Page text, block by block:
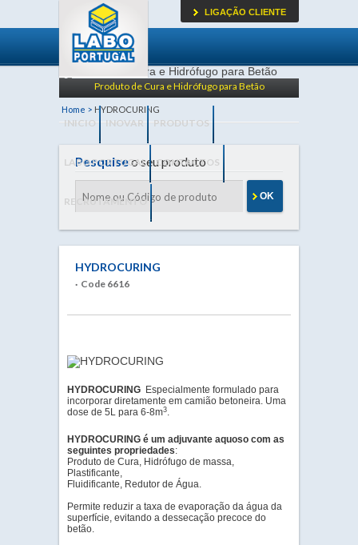
INICIO INOVAR PRODUTOS
LABO PORTUGAL CONTACTOS
RECRUTAMENTO
LIGAÇÃO CLIENTE
Produto de Cura e Hidrófugo para Betão
Home > HYDROCURING
Pesquiseo seu produto
OK
HYDROCURING
· Code 6616
HYDROCURING Especialmente formulado para
incorporar diretamente em camião betoneira. Uma
dose de 5L para 6-8m3.
HYDROCURING é um adjuvante aquoso com as
seguintes propriedades:
Produto de Cura, Hidrófugo de massa,
Plastificante,
Fluidificante, Redutor de Água.
Permite reduzir a taxa de evaporação da água da
superfície, evitando a dessecação precoce do
betão.